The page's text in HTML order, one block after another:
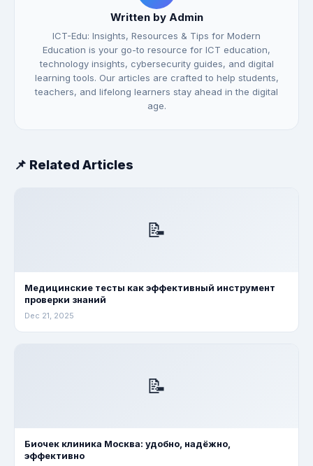
Written by Admin
ICT-Edu: Insights, Resources & Tips for Modern
Education is your go-to resource for ICT education,
technology insights, cybersecurity guides, and digital
learning tools. Our articles are crafted to help students,
teachers, and lifelong learners stay ahead in the digital
age.
📌 Related Articles
📝
Медицинские тесты как эффективный инструмент
проверки знаний
Dec 21, 2025
📝
Биочек клиника Москва: удобно, надёжно,
эффективно